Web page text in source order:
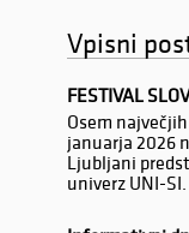
Vpisni
FESTIVAL
Osem
januarja 2026
Ljubljani
univerz UNI-SI.